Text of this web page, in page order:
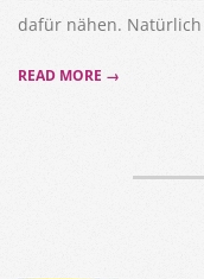
dafür nähen.
READ MORE →